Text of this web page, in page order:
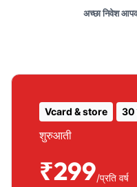
अच्छा निवेश
Vcard & store 30
शुरुआती
₹299/प्रति वर्ष